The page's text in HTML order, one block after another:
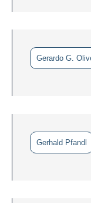
Gerardo G.
Gerhald Pfandl